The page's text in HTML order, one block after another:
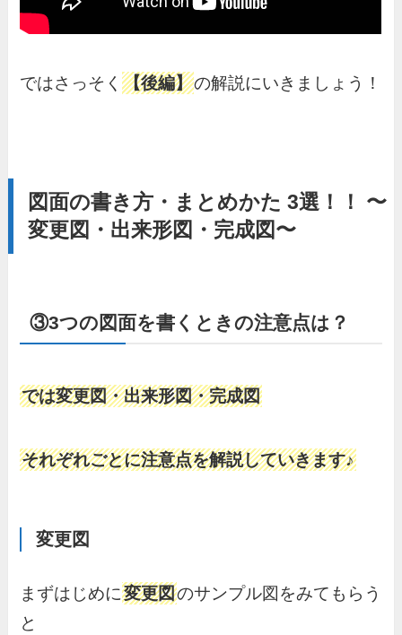
ではさっそく【後編】の解説にいきましょう！
図面の書き方・まとめかた 3選！！ 〜
変更図・出来形図・完成図〜
③3つの図面を書くときの注意点は？
では変更図・出来形図・完成図
それぞれごとに注意点を解説していきます♪
変更図
まずはじめに変更図のサンプル図をみてもらう
と